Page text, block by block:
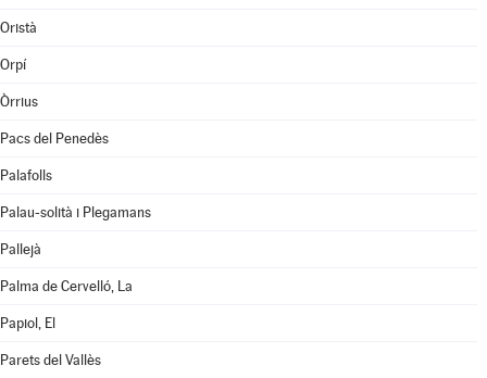
Oristà
Orpí
Òrrius
Pacs del Penedès
Palafolls
Palau-solità i Plegamans
Pallejà
Palma de Cervelló, La
Papiol, El
Parets del Vallès